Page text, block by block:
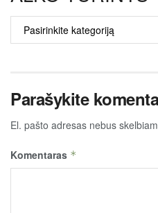
ALKO
TURINYS
Parašykite
El. pašto adresas nebus
Komentaras *